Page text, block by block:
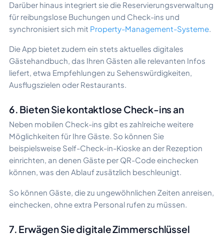
Darüber hinaus integriert sie die Reservierungsverwaltung
für reibungslose Buchungen und Check-ins und
synchronisiert sich mit Property-Management-Systeme.
Die App bietet zudem ein stets aktuelles digitales
Gästehandbuch, das Ihren Gästen alle relevanten Infos
liefert, etwa Empfehlungen zu Sehenswürdigkeiten,
Ausflugszielen oder Restaurants.
6. Bieten Sie kontaktlose Check-ins an
Neben mobilen Check-ins gibt es zahlreiche weitere
Möglichkeiten für Ihre Gäste. So können Sie
beispielsweise Self-Check-in-Kioske an der Rezeption
einrichten, an denen Gäste per QR-Code einchecken
können, was den Ablauf zusätzlich beschleunigt.
So können Gäste, die zu ungewöhnlichen Zeiten anreisen,
einchecken, ohne extra Personal rufen zu müssen.
7. Erwägen Sie digitale Zimmerschlüssel